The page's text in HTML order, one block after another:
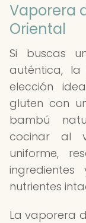
Vaporera
Oriental
Si buscas
auténtica,
elección
gluten con
bambú
cocinar al
uniforme,
nutrientes
La vaporera